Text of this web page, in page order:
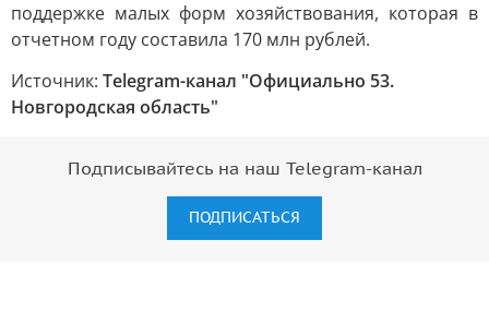
поддержке малых форм хозяйствования, которая в
отчетном году составила 170 млн рублей.
Источник: Telegram-канал "Официально 53.
Новгородская область"
Подписывайтесь на наш Telegram-канал
ПОДПИСАТЬСЯ